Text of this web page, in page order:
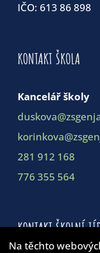
IČO: 613 86 898
KONTAKT ŠKOLA
Kancelář školy
281 912 168
776 355 564
KONTAKT ŠKOLNÍ
Na těchto